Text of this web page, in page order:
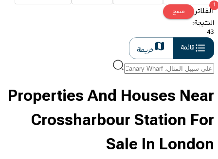
الفلاتر
1
مسح
النتيجة:
43
قائمة
خريطة
Properties And Houses Near
Crossharbour Station For
Sale In London